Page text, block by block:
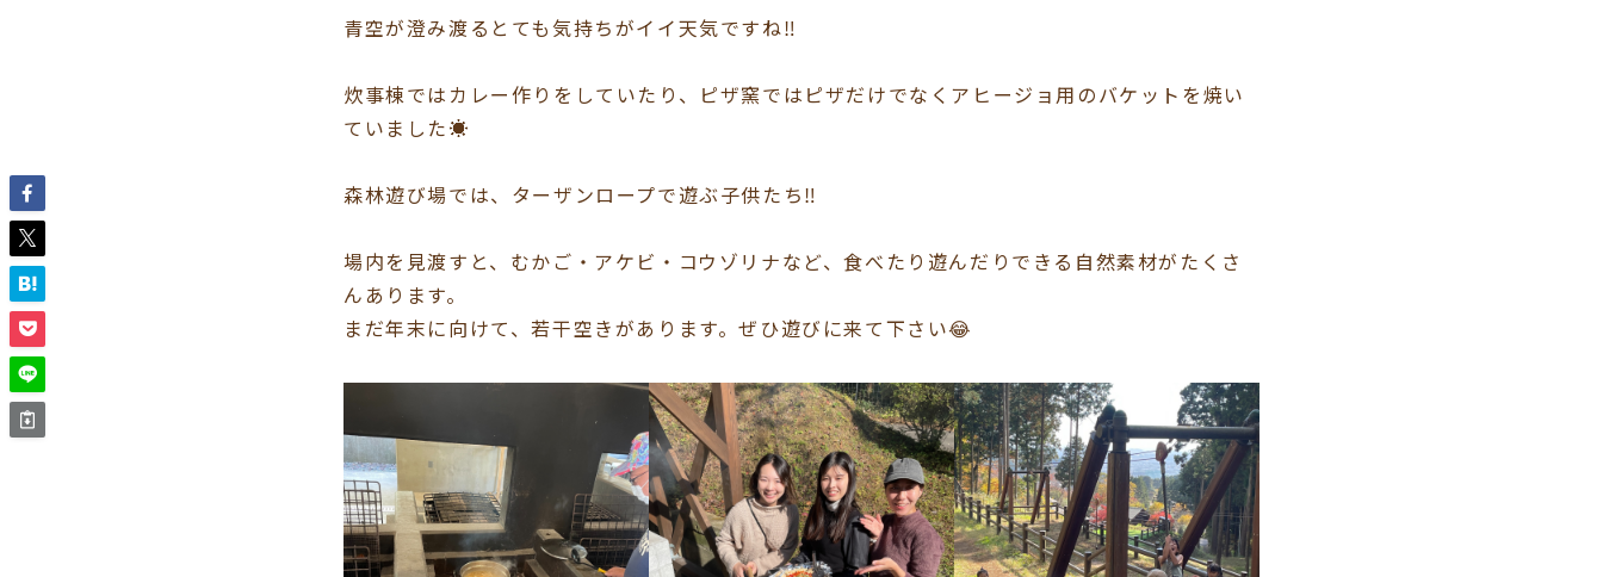
青空が澄み渡るとても気持ちがイイ天気ですね‼️
炊事棟ではカレー作りをしていたり、ピザ窯ではピザだけでなくアヒージョ用のバケットを焼い
ていました☀️
森林遊び場では、ターザンロープで遊ぶ子供たち‼
場内を見渡すと、むかご・アケビ・コウゾリナなど、食べたり遊んだりできる自然素材がたくさ
んあります。
まだ年末に向けて、若干空きがあります。ぜひ遊びに来て下さい😂